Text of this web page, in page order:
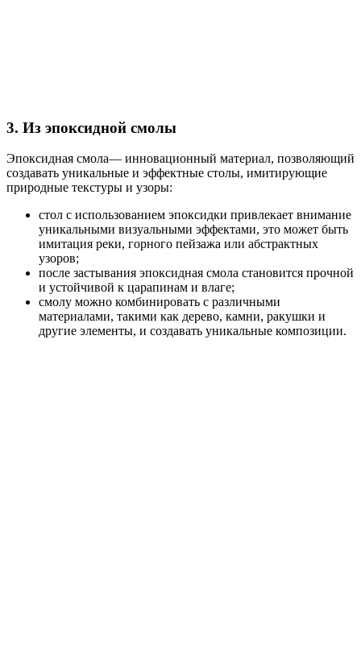
3. Из эпоксидной смолы
Эпоксидная смола— инновационный материал, позволяющий
создавать уникальные и эффектные столы, имитирующие
природные текстуры и узоры:
стол с использованием эпоксидки привлекает внимание
уникальными визуальными эффектами, это может быть
имитация реки, горного пейзажа или абстрактных
узоров;
после застывания эпоксидная смола становится прочной
и устойчивой к царапинам и влаге;
смолу можно комбинировать с различными
материалами, такими как дерево, камни, ракушки и
другие элементы, и создавать уникальные композиции.